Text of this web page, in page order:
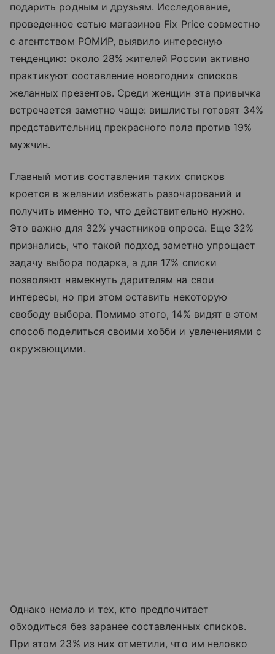
подарить родным и друзьям. Исследование,
проведенное сетью магазинов Fix Price совместно
с агентством РОМИР, выявило интересную
тенденцию: около 28% жителей России активно
практикуют составление новогодних списков
желанных презентов. Среди женщин эта привычка
встречается заметно чаще: вишлисты готовят 34%
представительниц прекрасного пола против 19%
мужчин.
Главный мотив составления таких списков
кроется в желании избежать разочарований и
получить именно то, что действительно нужно.
Это важно для 32% участников опроса. Еще 32%
признались, что такой подход заметно упрощает
задачу выбора подарка, а для 17% списки
позволяют намекнуть дарителям на свои
интересы, но при этом оставить некоторую
свободу выбора. Помимо этого, 14% видят в этом
способ поделиться своими хобби и увлечениями с
окружающими.
Однако немало и тех, кто предпочитает
обходиться без заранее составленных списков.
При этом 23% из них отметили, что им неловко